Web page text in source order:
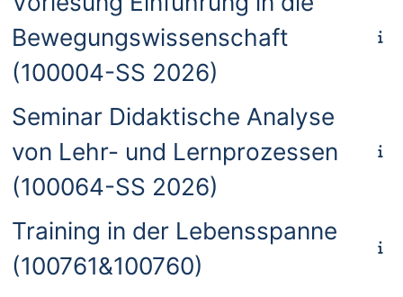
Bewegungswissenschaft
(100004-SS 2026)
Seminar Didaktische Analyse
von Lehr- und Lernprozessen
(100064-SS 2026)
Training in der Lebensspanne
(100761&100760)